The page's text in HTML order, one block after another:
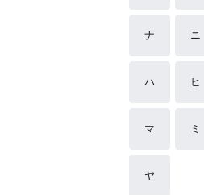
ナ ニ
ハ ヒ
マ ミ
ヤ